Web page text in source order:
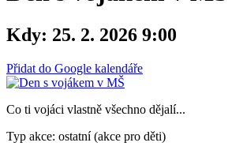
Kdy: 25. 2. 2026 9:00
Přidat do Google kalendáře
Co ti vojáci vlastně všechno dějalí...
Typ akce: ostatní (akce pro děti)